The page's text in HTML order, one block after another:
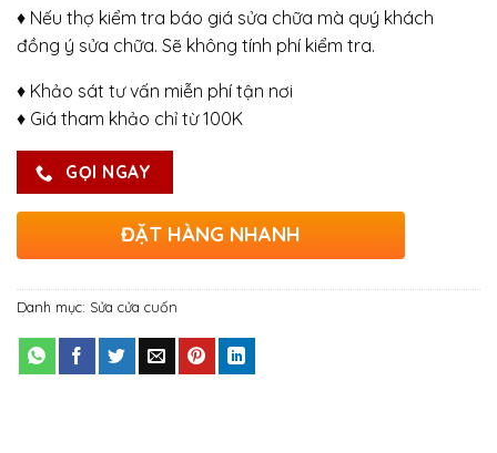
♦ Nếu thợ kiểm tra báo giá sửa chữa mà quý khách
đồng ý sửa chữa. Sẽ không tính phí kiểm tra.
♦ Khảo sát tư vấn miễn phí tận nơi
♦ Giá tham khảo chỉ từ 100K
GỌI NGAY
ĐẶT HÀNG NHANH
Danh mục: Sửa cửa cuốn